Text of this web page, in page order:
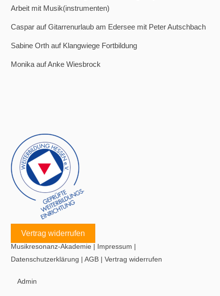
Arbeit mit Musik(instrumenten)
Caspar aufGitarrenurlaub am Edersee mit Peter Autschbach
Sabine Orth auf Klangwiege Fortbildung
MonikaaufAnke Wiesbrock
Vertrag widerrufen
Musikresonanz-Akademie | Impressum |
Datenschutzerklärung |AGB |Vertrag widerrufen
Admin